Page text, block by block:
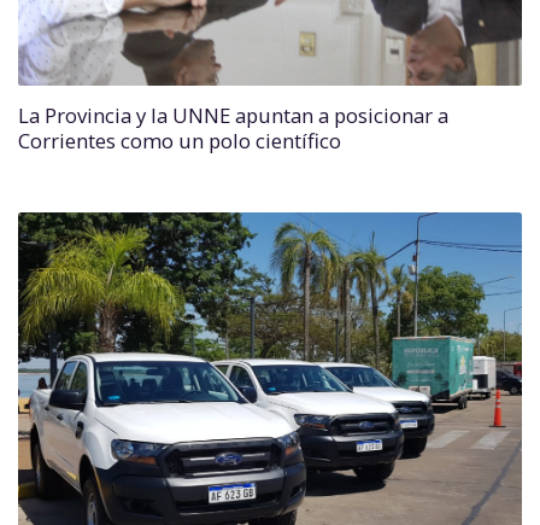
La Provincia y la UNNE apuntan a posicionar a
Corrientes como un polo científico